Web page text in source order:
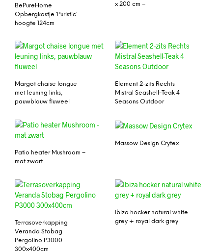
BePureHome
Opbergkastje ‘Puristic’
hoogte 124cm
x 200 cm –
Margot chaise longue
met leuning links,
pauwblauw fluweel
Element 2-zits Rechts
Mistral Seashell-Teak 4
Seasons Outdoor
Patio heater Mushroom –
mat zwart
Massow Design Crytex
Terrasoverkapping
Veranda Stobag
Pergolino P3000
300x400cm
Ibiza hocker natural white
grey + royal dark grey